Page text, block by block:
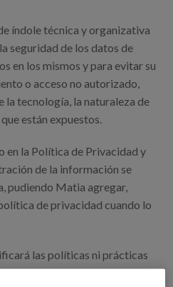
índole técnica y organizativa
seguridad de los datos de
en los mismos y para evitar su
o acceso no autorizado,
la tecnología, la naturaleza de
están expuestos.
en la Política de Privacidad y
de la información se
pudiendo Matia agregar,
de privacidad cuando lo
las políticas ni prácticas
en la protección de los datos